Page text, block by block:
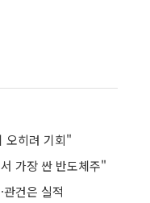
오히려 기회"
가장 싼 반도체주"
건은 실적